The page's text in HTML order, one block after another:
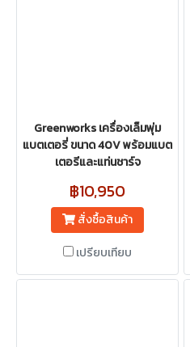
Greenworks เครื่องเล็มพุ่ม
แบตเตอรี่ ขนาด 40V พร้อมแบต
เตอรีและแท่นชาร์จ
฿10,950
สั่งซื้อสินค้า
เปรียบเทียบ